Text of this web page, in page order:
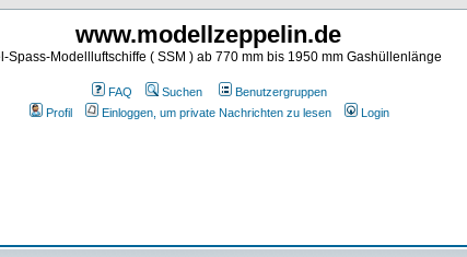
www.modellzeppelin.de
Spass-Modellluftschiffe ( SSM ) ab 770 mm bis 1950 mm Gashüllenlänge
FAQ Suchen
Benutzergruppen
Profil
Einloggen, um private Nachrichten zu lesen Login